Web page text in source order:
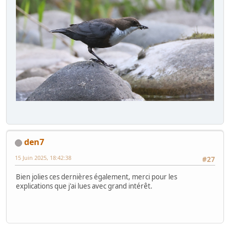
den7
#27
15 Juin 2025, 18:42:38
Bien jolies ces dernières également, merci pour les
explications que j'ai lues avec grand intérêt.